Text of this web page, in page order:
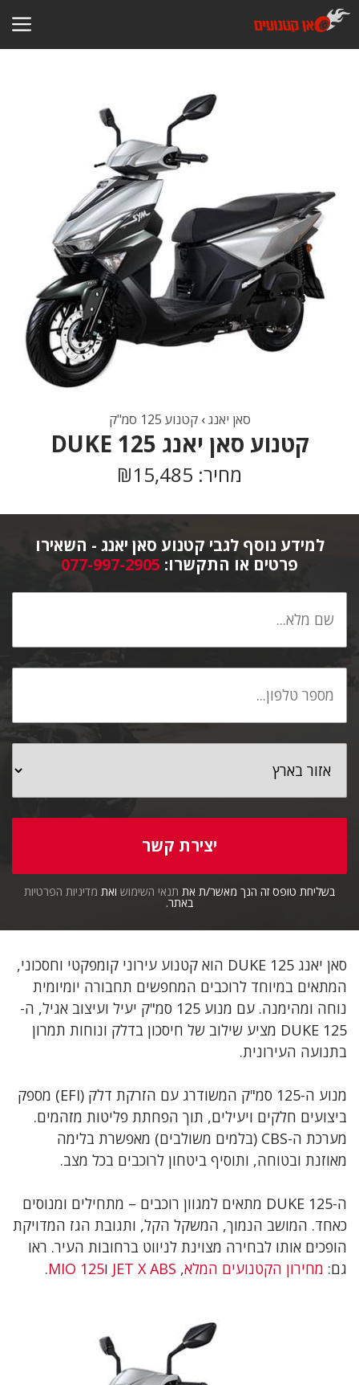
לדלג
לתוכן
סאן יאנג›קטנוע 125 סמ"ק
קטנוע סאן יאנג DUKE 125
מחיר: ₪15,485
למידע נוסף לגבי קטנוע סאן יאנג - השאירו
פרטים או התקשרו: 077-997-2905
בשליחת טופס זה הנך מאשר/ת את תנאי השימוש ואת מדיניות הפרטיות
באתר.
סאן יאנג DUKE 125 הוא קטנוע עירוני קומפקטי וחסכוני,
המתאים במיוחד לרוכבים המחפשים תחבורה יומיומית
נוחה ומהימנה. עם מנוע 125 סמ"ק יעיל ועיצוב אגיל, ה-
DUKE 125 מציע שילוב של חיסכון בדלק ונוחות תמרון
בתנועה העירונית.
מנוע ה-125 סמ"ק המשודרג עם הזרקת דלק (EFI) מספק
ביצועים חלקים ויעילים, תוך הפחתת פליטות מזהמים.
מערכת ה-CBS (בלמים משולבים) מאפשרת בלימה
מאוזנת ובטוחה, ותוסיף ביטחון לרוכבים בכל מצב.
ה-DUKE 125 מתאים למגוון רוכבים – מתחילים ומנוסים
כאחד. המושב הנמוך, המשקל הקל, ותגובת הגז המדויקת
הופכים אותו לבחירה מצוינת לניווט ברחובות העיר. ראו
גם: מחירון הקטנועים המלא,
JET X ABS וMIO 125
.